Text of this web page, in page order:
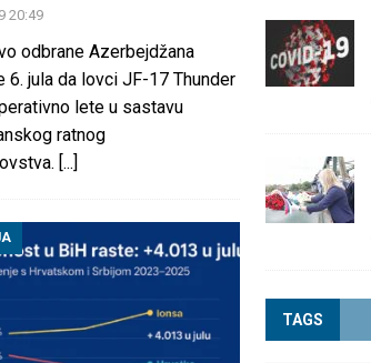
20:49
odbrane Azerbejdžana
6. jula da lovci JF-17 Thunder
lete u sastavu
ratnog
[...]
TAGS